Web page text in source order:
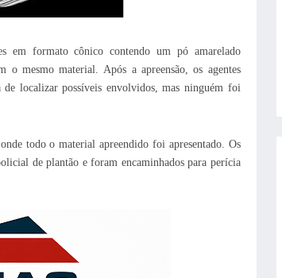
em formato cônico contendo um pó amarelado
o mesmo material. Após a apreensão, os agentes
localizar possíveis envolvidos, mas ninguém foi
todo o material apreendido foi apresentado. Os
de plantão e foram encaminhados para perícia